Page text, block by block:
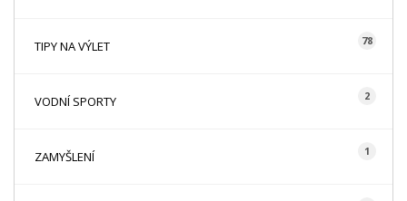
TIPY NA VÝLET 78
VODNÍ SPORTY 2
ZAMYŠLENÍ 1